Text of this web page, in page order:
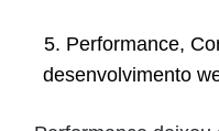
5. Performance,
desenvolvimento